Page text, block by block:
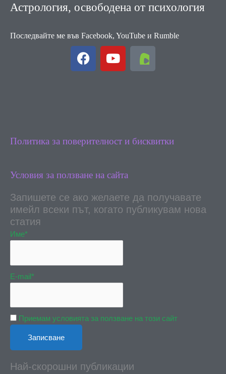
Астрология, освободена от психология
Последвайте ме във Facebook, YouTube и Rumble
F
a
k
Y
o
Политика за поверителност и бисквитки
Условия за ползване на сайта
Запишете се ако желаете да получавате
имейл всеки път, когато публикувам нова
статия
Име*
E-mail*
Приемам условията за ползване на този сайт
Най-скорошни публикации